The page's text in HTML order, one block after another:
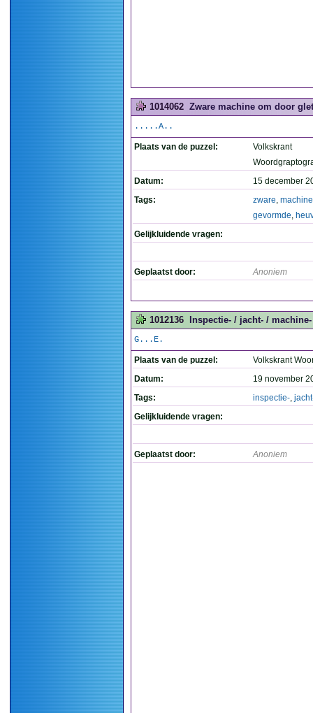
1014062 Zware machine om door
.....A..
Plaats van de puzzel:
Volkskrant
Datum:
15 december
Tags:
zware, machine
gevormde,
Gelijkluidende vragen:
Geplaatst door: Anoniem
1012136 Inspectie- / jacht- /
G...E.
Plaats van de puzzel:
Volkskrant
Datum:
19 november
Tags:
inspectie-,
Gelijkluidende vragen:
Geplaatst door: Anoniem